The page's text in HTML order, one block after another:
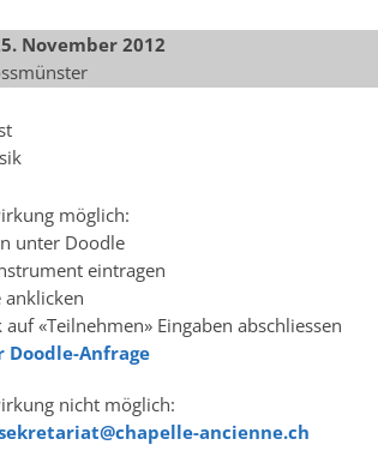
November 2012
möglich:
unter Doodle
eintragen
anklicken
«Teilnehmen» Eingaben abschliessen
Doodle-Anfrage
nicht möglich:
ancienne.ch